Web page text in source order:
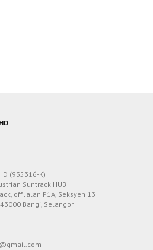
(935316-K)
Suntrack HUB
off Jalan P1A, Seksyen 13
Bangi, Selangor